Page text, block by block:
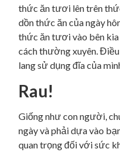
thức ăn tươi lên trên
dồn thức ăn của ngày
thức ăn tươi vào bên
cách thường xuyên.
lang sử dụng đĩa của
Rau!
Giống như con người,
ngày và phải dựa vào
quan trọng đối với sức